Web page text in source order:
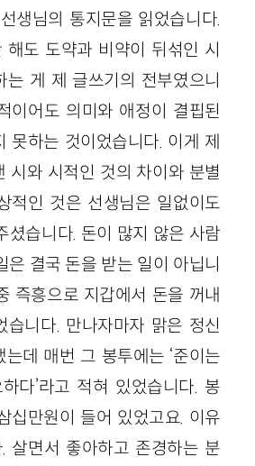
생님의 통지문을 읽었습니다.
해도 도약과 비약이 뒤섞인 시
는 게 제 글쓰기의 전부였으니
이어도 의미와 애정이 결핍된
못하는 것이었습니다. 이게 제
시와 시적인 것의 차이와 분별
적인 것은 선생님은 일없이도
셨습니다. 돈이 많지 않은 사람
은 결국 돈을 받는 일이 아닙니
즉흥으로 지갑에서 돈을 꺼내
습니다. 만나자마자 맑은 정신
데 매번 그 봉투에는 ‘준이는
다’라고 적혀 있었습니다. 봉
십만원이 들어 있었고요. 이유
살면서 좋아하고 존경하는 분